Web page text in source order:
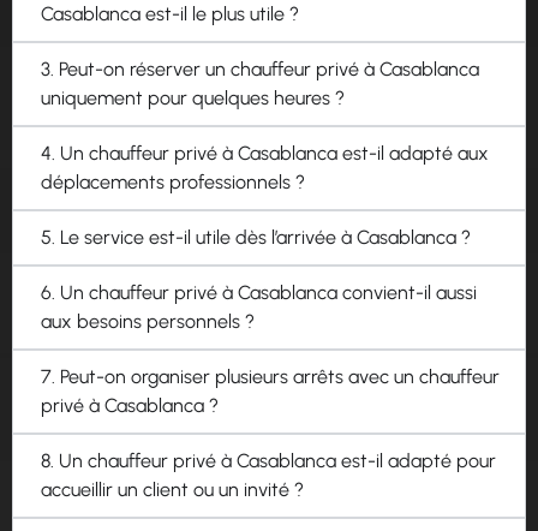
Casablanca est-il le plus utile ?
3. Peut-on réserver un chauffeur privé à Casablanca
uniquement pour quelques heures ?
4. Un chauffeur privé à Casablanca est-il adapté aux
déplacements professionnels ?
5. Le service est-il utile dès l’arrivée à Casablanca ?
6. Un chauffeur privé à Casablanca convient-il aussi
aux besoins personnels ?
7. Peut-on organiser plusieurs arrêts avec un chauffeur
privé à Casablanca ?
8. Un chauffeur privé à Casablanca est-il adapté pour
accueillir un client ou un invité ?